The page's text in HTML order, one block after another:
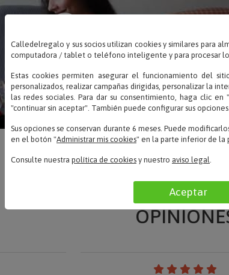
Calledelregalo y sus socios utilizan cookies y similares para
computadora / tablet o teléfono inteligente y para procesar
Estas cookies permiten asegurar el funcionamiento del
personalizados, realizar campañas dirigidas, personalizar la
las redes sociales. Para dar su consentimiento, haga clic en
"continuar sin aceptar". También puede configurar sus opciones.
Sus opciones se conservan durante 6 meses. Puede
en el botón "Administrar mis cookies" en la parte inferior de la
Consulte nuestra política de cookies y nuestro aviso legal.
Aceptar